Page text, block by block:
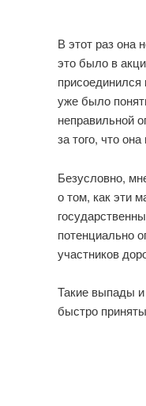
В этот раз она
это было в
присоединился
уже было
неправильной
за того, что
Безусловно,
о том, как эти
потенциально
участников
Такие выпады
быстро